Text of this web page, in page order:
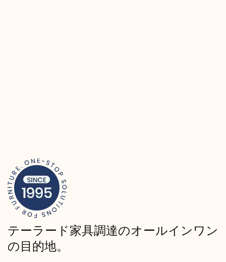
テーラード家具調達のオールインワン
の目的地。